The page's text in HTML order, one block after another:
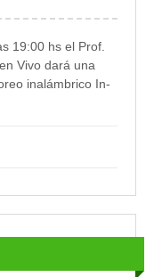
19:00 hs el Prof.
Vivo dará una
inalámbrico In-